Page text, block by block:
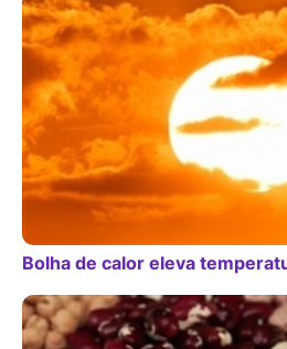
Bolha de calor eleva